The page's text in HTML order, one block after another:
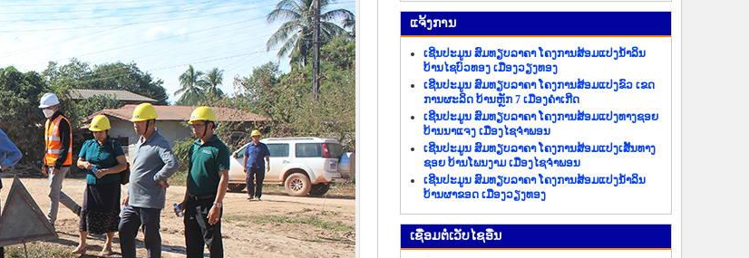
ແຈ້ງ​ການ
ເຊີນປະມູນ ສົມທຽບລາຄາ ໂຄງການສ້ອມແປງນ້ຳລິນ
ບ້ານໄຊບົວທອງ ເມືອງວຽງທອງ
ເຊີນປະມູນ ສົມທຽບລາຄາ ໂຄງການສ້ອມແປງຂົວ ເຂດ
ການຜະລິດ ບ້ານຫຼັກ 7 ເມືອງຄຳເກີດ
ເຊີນປະມູນ ສົມທຽບລາຄາ ໂຄງການສ້ອມແປງທາງຊອຍ
ບ້ານນາແຈງ ເມືອງໄຊຈຳພອນ
ເຊີນປະມູນ ສົມທຽບລາຄາ ໂຄງການສ້ອມແປງເສັ້ນທາງ
ຊອຍ ບ້ານໂພນງາມ ເມືອງໄຊຈຳພອນ
ເຊີນປະມູນ ສົມທຽບລາຄາ ໂຄງການສ້ອມແປງນ້ຳລິນ
ບ້ານຜາຂອດ ເມືອງວຽງທອງ
​ເຊື່ອມ​ຕໍ່​ເວັບ​ໄຊ​ອື່ນ